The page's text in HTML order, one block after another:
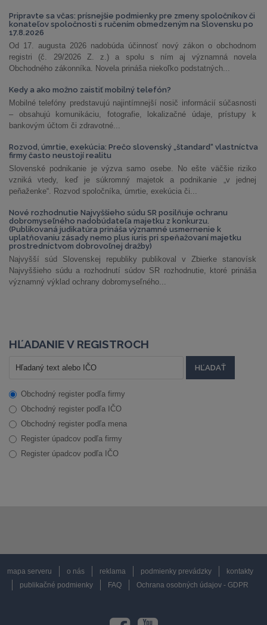
Pripravte sa včas: prísnejšie podmienky pre zmeny spoločníkov či
konateľov spoločnosti s ručením obmedzeným na Slovensku po
17.8.2026
Od 17. augusta 2026 nadobúda účinnosť nový zákon o obchodnom
registri (č. 29/2026 Z. z.) a spolu s ním aj významná novela
Obchodného zákonníka. Novela prináša niekoľko podstatných...
Kedy a ako možno zaistiť mobilný telefón?
Mobilné telefóny predstavujú najintímnejší nosič informácií súčasnosti
– obsahujú komunikáciu, fotografie, lokalizačné údaje, prístupy k
bankovým účtom či zdravotné...
Rozvod, úmrtie, exekúcia: Prečo slovenský „štandard“ vlastníctva
firmy často neustojí realitu
Slovenské podnikanie je výzva samo osebe. No ešte väčšie riziko
vzniká vtedy, keď je súkromný majetok a podnikanie „v jednej
peňaženke“. Rozvod spoločníka, úmrtie, exekúcia či...
Nové rozhodnutie Najvyššieho súdu SR posilňuje ochranu
dobromyseľného nadobúdateľa majetku z konkurzu.
(Publikovaná judikatúra prináša významné usmernenie k
uplatňovaniu zásady nemo plus iuris pri speňažovaní majetku
prostredníctvom dobrovoľnej dražby)
Najvyšší súd Slovenskej republiky publikoval v Zbierke stanovísk
Najvyššieho súdu a rozhodnutí súdov SR rozhodnutie, ktoré prináša
významný výklad ochrany dobromyseľného...
HĽADANIE V REGISTROCH
Obchodný register podľa firmy
Obchodný register podľa IČO
Obchodný register podľa mena
Register úpadcov podľa firmy
Register úpadcov podľa IČO
mapa serveru o nás reklama podmienky prevádzky
kontakty
publikačné podmienky
FAQ Ochrana osobných údajov - GDPR